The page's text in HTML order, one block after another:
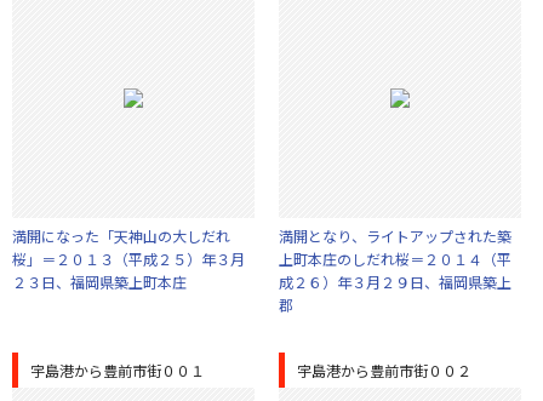
満開になった「天神山の大しだれ
桜」＝２０１３（平成２５）年３月
２３日、福岡県築上町本庄
満開となり、ライトアップされた築
上町本庄のしだれ桜＝２０１４（平
成２６）年３月２９日、福岡県築上
郡
宇島港から豊前市街００１ 宇島港から豊前市街００２